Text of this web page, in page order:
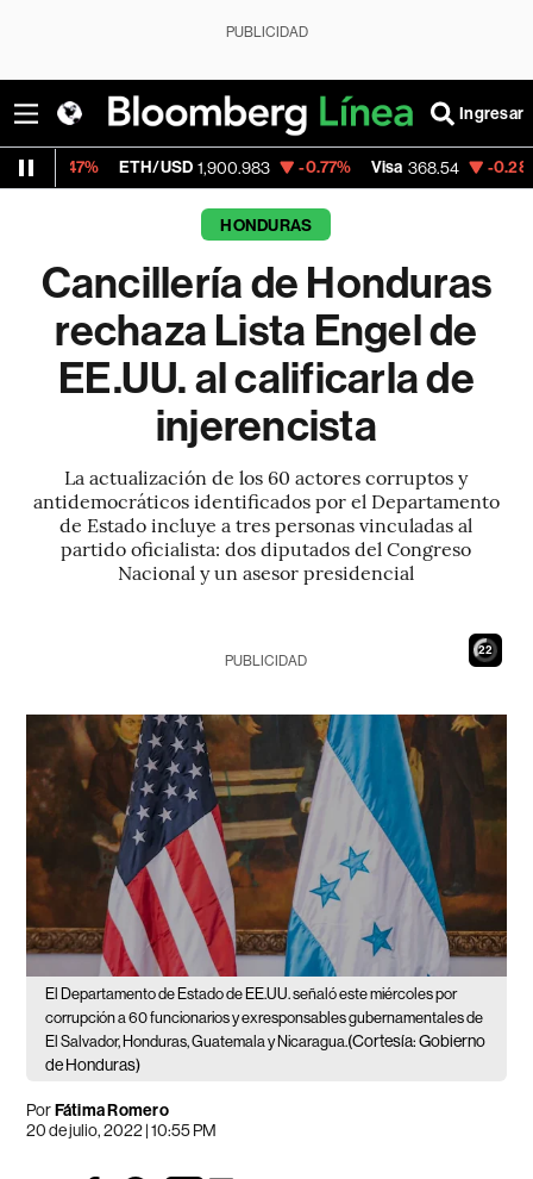
PUBLICIDAD
Ingresar
ETH/USD 1,900.983 -0.77% Visa 368.54 -0.28%
HONDURAS
Cancillería de Honduras
rechaza Lista Engel de
EE.UU. al calificarla de
injerencista
La actualización de los 60 actores corruptos y
antidemocráticos identificados por el Departamento
de Estado incluye a tres personas vinculadas al
partido oficialista: dos diputados del Congreso
Nacional y un asesor presidencial
21
PUBLICIDAD
El Departamento de Estado de EE.UU. señaló este miércoles por
corrupción a 60 funcionarios y exresponsables gubernamentales de
El Salvador, Honduras, Guatemala y Nicaragua.(Cortesía: Gobierno
de Honduras)
PorFátima Romero
20 de julio, 2022 | 10:55 PM